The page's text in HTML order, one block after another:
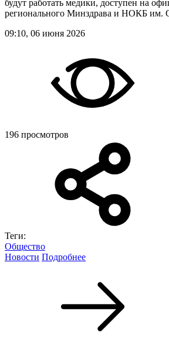
будут работать медики, доступен на
регионального Минздрава и НОКБ им.
09:10, 06 июня 2026
196 просмотров
Теги:
Общество
Новости Подробнее